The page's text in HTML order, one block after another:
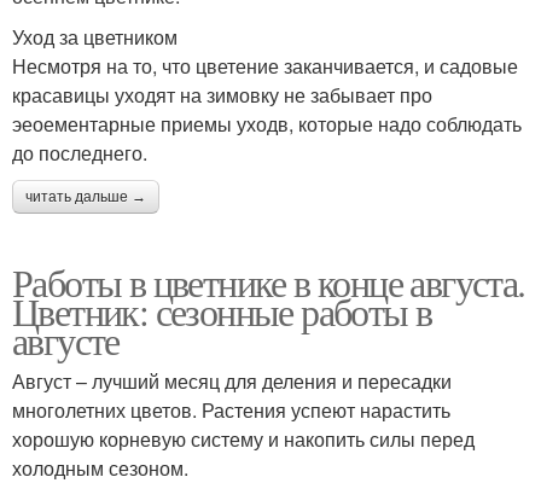
Уход за цветником
Несмотря на то, что цветение заканчивается, и садовые
красавицы уходят на зимовку не забывает про
эеоементарные приемы уходв, которые надо соблюдать
до последнего.
читать дальше →
Работы в цветнике в конце августа.
Цветник: сезонные работы в
августе
Август – лучший месяц для деления и пересадки
многолетних цветов. Растения успеют нарастить
хорошую корневую систему и накопить силы перед
холодным сезоном.